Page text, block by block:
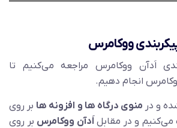
ووکامرس
اَدآن ووکامرس مراجعه می‌کنیم تا
انجام دهیم.
و در منوی درگاه ها و افزونه ها بر روی
می‌کنیم و در مقابل اَدآن ووکامرس بر روی